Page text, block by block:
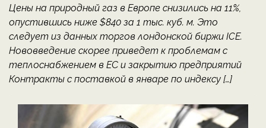
Цены на природный газ в Европе снизились на 11%,
опустившись ниже $840 за 1 тыс. куб. м. Это
следует из данных торгов лондонской биржи ICE.
Нововведение скорее приведет к проблемам с
теплоснабжением в ЕС и закрытию предприятий
Контракты с поставкой в январе по индексу […]